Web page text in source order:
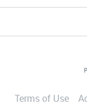
Terms of Use